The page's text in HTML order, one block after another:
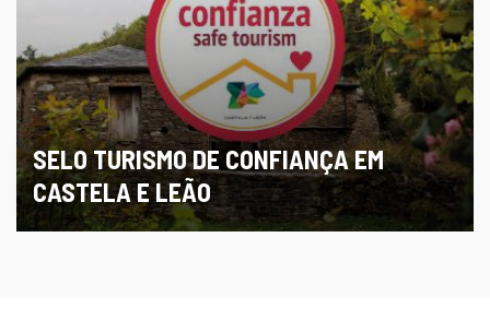
SELO TURISMO DE CONFIANÇA EM
CASTELA E LEÃO